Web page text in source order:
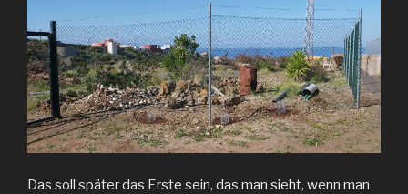
Das soll später das Erste sein, das man sieht, wenn man